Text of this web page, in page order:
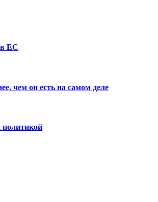
в ЕС
чем он есть на самом деле
политикой